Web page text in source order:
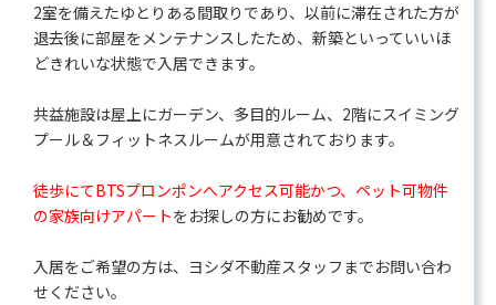
2室を備えたゆとりある間取りであり、以前に滞在された方が
退去後に部屋をメンテナンスしたため、新築といっていいほ
どきれいな状態で入居できます。
共益施設は屋上にガーデン、多目的ルーム、2階にスイミング
プール＆フィットネスルームが用意されております。
徒歩にてBTSプロンポンへアクセス可能かつ、ペット可物件
の家族向けアパートをお探しの方にお勧めです。
入居をご希望の方は、ヨシダ不動産スタッフまでお問い合わ
せください。